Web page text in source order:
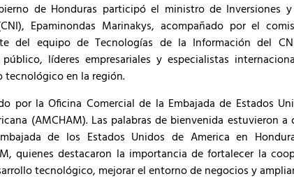
de Honduras participó el ministro de Inversiones
Epaminondas Marinakys, acompañado por el
del equipo de Tecnologías de la Información del
líderes empresariales y especialistas
en la región.
por la Oficina Comercial de la Embajada de Estados
(AMCHAM). Las palabras de bienvenida estuvieron
de los Estados Unidos de America en
quienes destacaron la importancia de fortalecer la
tecnológico, mejorar el entorno de negocios y